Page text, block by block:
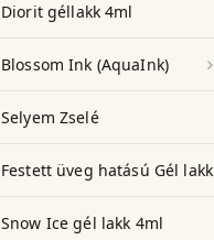
Diorit géllakk 4ml
Blossom Ink (AquaInk)
Selyem Zselé
Festett üveg hatású Gél lakk
Snow Ice gél lakk 4ml